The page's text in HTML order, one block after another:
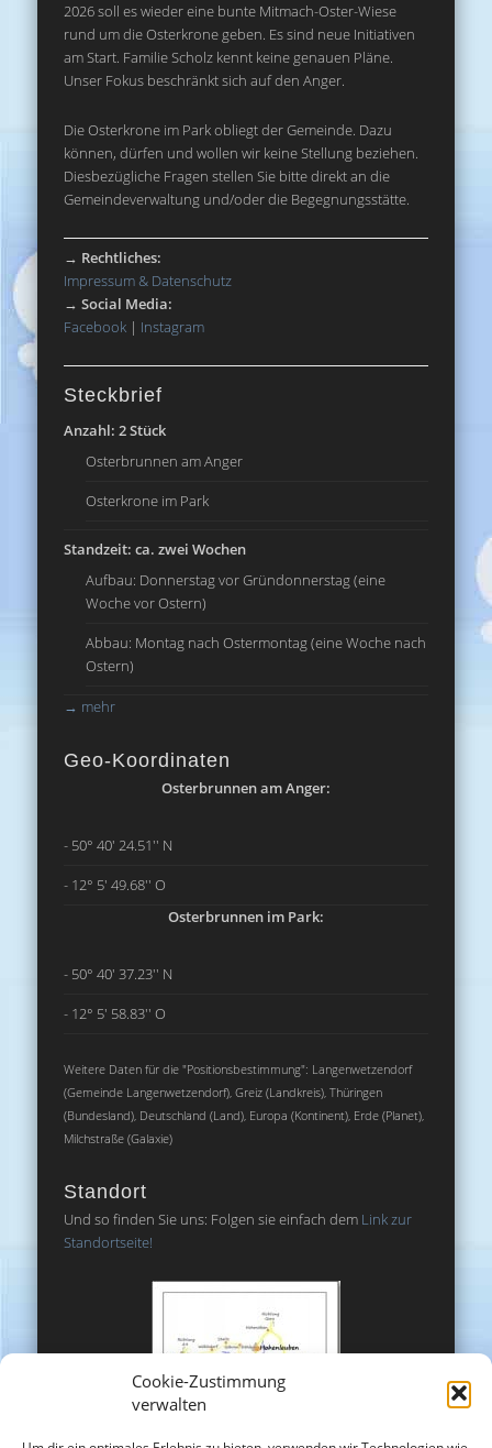
Cookie-Zustimmung
verwalten
2026 soll es wieder eine bunte Mitmach-Oster-Wiese
rund um die Osterkrone geben. Es sind neue Initiativen
am Start. Familie Scholz kennt keine genauen Pläne.
Unser Fokus beschränkt sich auf den Anger.
Die Osterkrone im Park obliegt der Gemeinde. Dazu
können, dürfen und wollen wir keine Stellung beziehen.
Diesbezügliche Fragen stellen Sie bitte direkt an die
Gemeindeverwaltung und/oder die Begegnungsstätte.
→ Rechtliches:
Impressum & Datenschutz
→Social Media:
Facebook | Instagram
Steckbrief
Anzahl: 2 Stück
Osterbrunnen am Anger
Osterkrone im Park
Standzeit: ca. zwei Wochen
Aufbau: Donnerstag vor Gründonnerstag (eine
Woche vor Ostern)
Abbau: Montag nach Ostermontag (eine Woche nach
Ostern)
→ mehr
Geo-Koordinaten
Osterbrunnen am Anger:
- 50° 40' 24.51'' N
- 12° 5' 49.68'' O
Osterbrunnen im Park:
- 50° 40' 37.23'' N
- 12° 5' 58.83'' O
Weitere Daten für die "Positionsbestimmung": Langenwetzendorf
(Gemeinde Langenwetzendorf), Greiz (Landkreis), Thüringen
(Bundesland), Deutschland (Land), Europa (Kontinent), Erde (Planet),
Milchstraße (Galaxie)
Standort
Und so finden Sie uns: Folgen sie einfach dem Link zur
Standortseite!